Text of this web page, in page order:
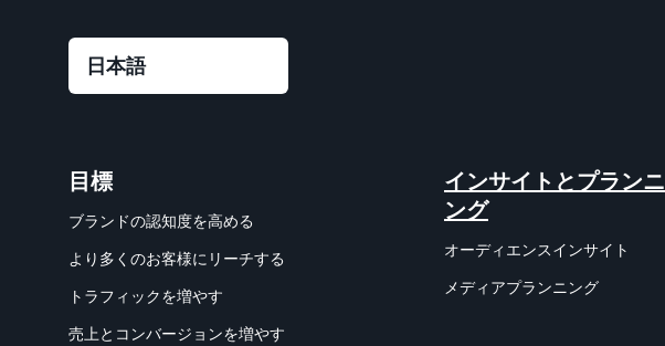
目標
ブランドの認知度を高める
より多くのお客様にリーチする
トラフィックを増やす
売上とコンバージョンを増やす
インサイトとプランニ
ング
オーディエンスインサイト
メディアプランニング